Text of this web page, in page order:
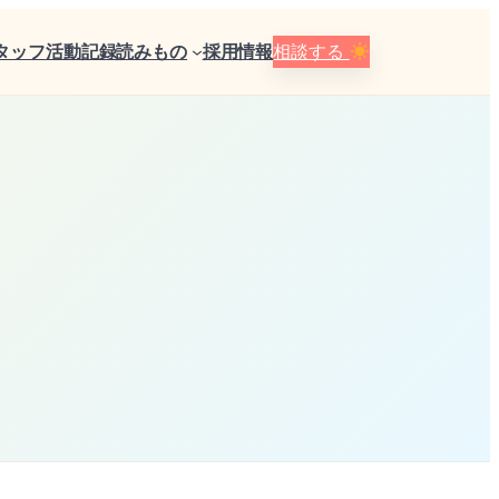
ッフ活動記録読みもの 採用情報相談する